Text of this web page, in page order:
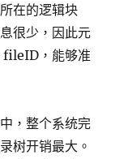
在的逻辑块
很少，因此元
fileID，能够准
，整个系统完
树开销最大。